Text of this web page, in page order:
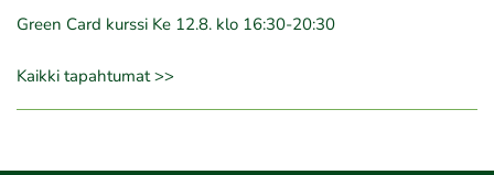
Green Card kurssi Ke 12.8. klo 16:30-20:30
Kaikki tapahtumat >>